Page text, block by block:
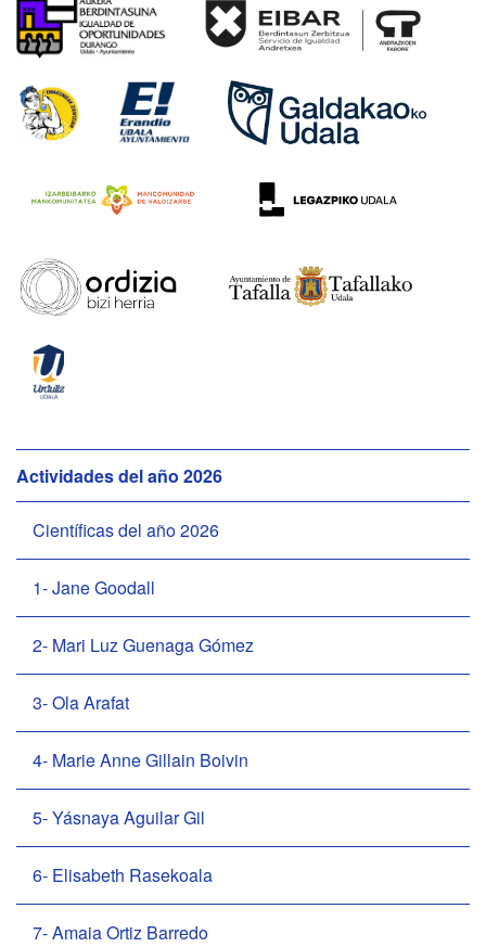
N
a
v
e
g
a
c
i
ó
Actividades del año 2026
Científicas del año 2026
1- Jane Goodall
2- Mari Luz Guenaga Gómez
3- Ola Arafat
4- Marie Anne Gillain Boivin
5- Yásnaya Aguilar Gil
6- Elisabeth Rasekoala
7- Amaia Ortiz Barredo